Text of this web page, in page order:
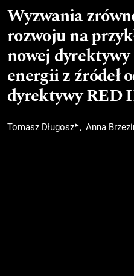
Wyzwania
rozwoju na
nowej
energii z źródeł
dyrektywy RED
Tomasz Długosz▸ Anna